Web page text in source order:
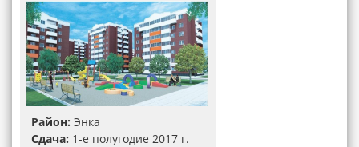
ВСЕ КОТТЕДЖНЫЕ ПОСЕЛКИ
Район: Энка
Сдача: 1-е полугодие 2017 г.